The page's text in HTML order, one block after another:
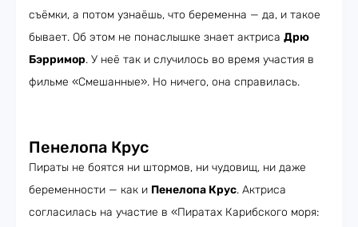
съёмки, а потом узнаёшь, что беременна — да, и такое
бывает. Об этом не понаслышке знает актриса Дрю
Бэрримор. У неё так и случилось во время участия в
фильме «Смешанные». Но ничего, она справилась.
Пенелопа Крус
Пираты не боятся ни штормов, ни чудовищ, ни даже
беременности — как и Пенелопа Крус. Актриса
согласилась на участие в «Пиратах Карибского моря: